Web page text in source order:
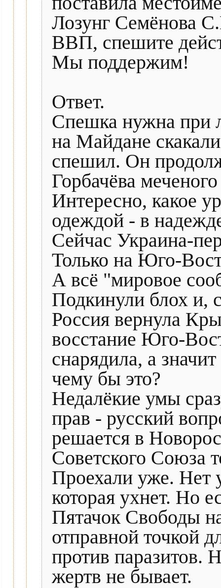
Лозунг Семёнова
ВВП, спешите
Мы поддержим!
Ответ.
Спешка нужна при
на Майдане
спешил. Он
Горбачёва
Интересно, какое
одеждой - в
Сейчас Украина-
Только на Юго-
А всё "мировое
Подкинули блох и,
Россия вернула
восстание Юго-
снарядила, а
чему бы это?
Недалёкие умы
прав - русский
решается в
Советского Союза
Проехали уже. Нет
которая ухнет. Но
Пятачок Свободы
отправной точкой
против паразитов.
жертв не бывает.